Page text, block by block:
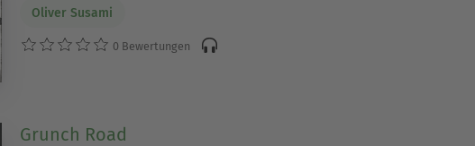
Oliver Susami
0 Bewertungen
Grunch Road